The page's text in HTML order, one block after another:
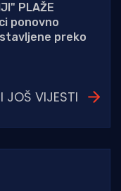
PLAŽE
ponovno
preko
JOŠ VIJESTI